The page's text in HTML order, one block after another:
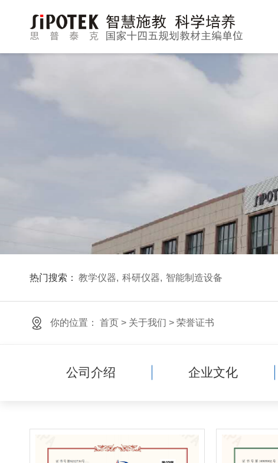
热门搜索： 教学仪器 科研仪器 智能制造设备
你的位置： 首页 > 关于我们 > 荣誉证书
公司介绍 企业文化